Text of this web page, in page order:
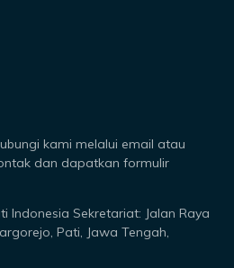
kami melalui email atau
dan dapatkan formulir
Indonesia Sekretariat: Jalan Raya
Pati, Jawa Tengah,